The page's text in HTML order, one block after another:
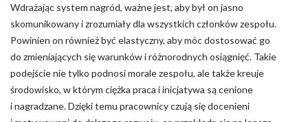
Wdrażając system nagród, ważne jest, aby był on jasno
skomunikowany i zrozumiały dla wszystkich członków zespołu.
Powinien on również być elastyczny, aby móc dostosować go
do zmieniających się warunków i różnorodnych osiągnięć. Takie
podejście nie tylko podnosi morale zespołu, ale także kreuje
środowisko, w którym ciężka praca i inicjatywa są cenione
i nagradzane. Dzięki temu pracownicy czują się docenieni